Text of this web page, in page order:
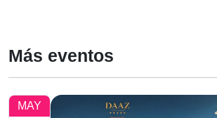
Más eventos
MAY